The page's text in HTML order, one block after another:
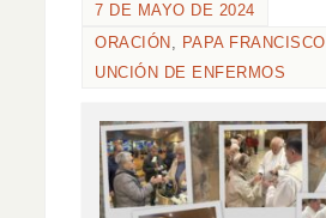
7 DE MAYO DE 2024
ORACIÓN , PAPA FRANCISCO
UNCIÓN DE ENFERMOS